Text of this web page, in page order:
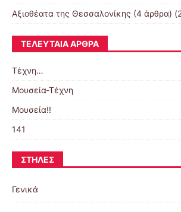
Αξιοθέατα της Θεσσαλονίκης (4 άρθρα)
ΤΕΛΕΥΤΑΊΑ ΆΡΘΡΑ
Τέχνη…
Μουσεία-Τέχνη
Μουσεία!!
141
ΣΤΉΛΕΣ
Γενικά